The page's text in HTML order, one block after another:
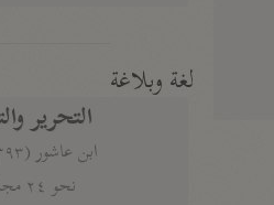
لغة وبلاغة
التحرير
ابن عاشور (١٣٩٣ هـ)
نحو ٢٤ مجلدًا